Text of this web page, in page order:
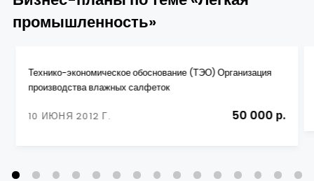
промышленность»
Технико-экономическое обоснование (ТЭО) Организация
производства влажных салфеток
10 ИЮНЯ 2012 Г. 50 000 р.